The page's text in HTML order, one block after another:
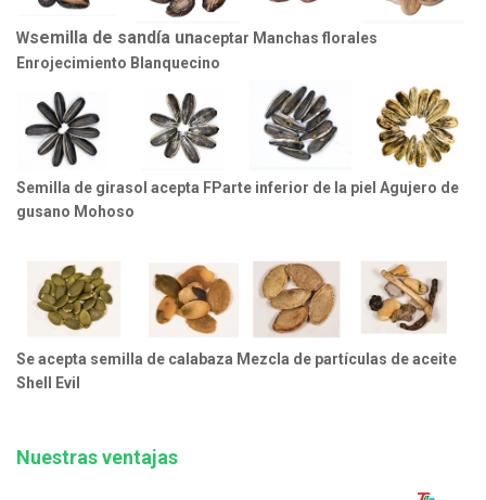
Wsemilla de sandía unaceptar Manchas florales
Enrojecimiento Blanquecino
Semilla de girasol acepta FParte inferior de la piel Agujero de
gusano Mohoso
Se acepta semilla de calabaza Mezcla de partículas de aceite
Shell Evil
Nuestras ventajas